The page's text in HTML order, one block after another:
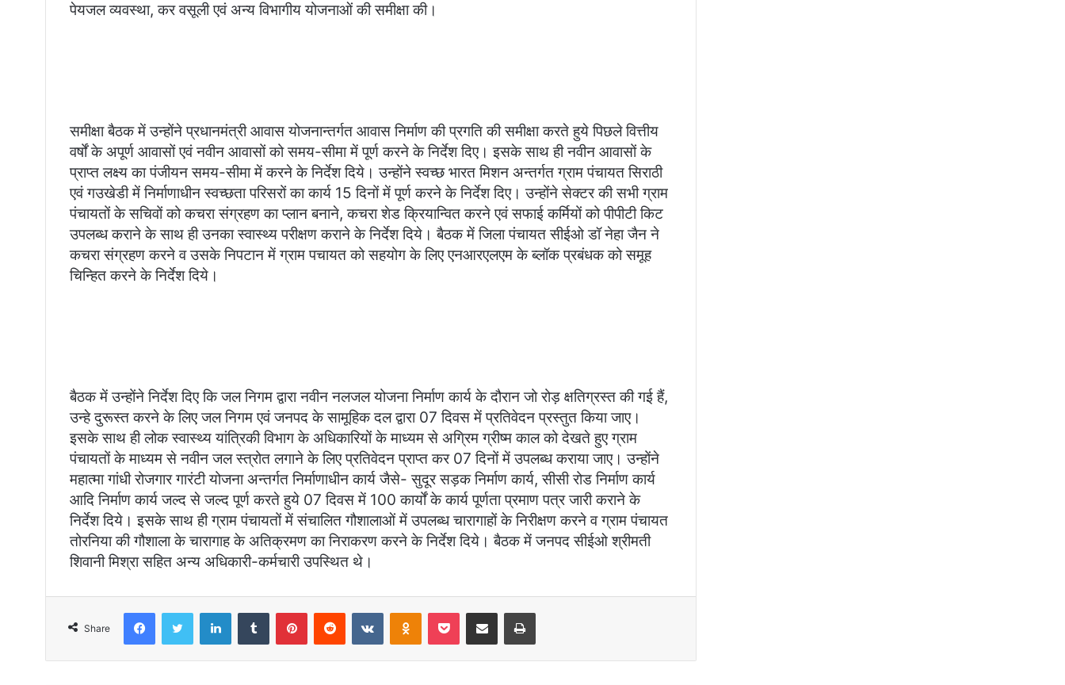
पेयजल व्यवस्था, कर वसूली एवं अन्य विभागीय योजनाओं की समीक्षा की।
समीक्षा बैठक में उन्होंने प्रधानमंत्री आवास योजनान्तर्गत आवास निर्माण की प्रगति की समीक्षा करते हुये पिछले वित्तीय
वर्षों के अपूर्ण आवासों एवं नवीन आवासों को समय-सीमा में पूर्ण करने के निर्देश दिए। इसके साथ ही नवीन आवासों के
प्राप्त लक्ष्य का पंजीयन समय-सीमा में करने के निर्देश दिये। उन्होंने स्वच्छ भारत मिशन अन्तर्गत ग्राम पंचायत सिराठी
एवं गउखेडी में निर्माणाधीन स्वच्छता परिसरों का कार्य 15 दिनों में पूर्ण करने के निर्देश दिए। उन्होंने सेक्टर की सभी ग्राम
पंचायतों के सचिवों को कचरा संग्रहण का प्लान बनाने, कचरा शेड क्रियान्वित करने एवं सफाई कर्मियों को पीपीटी किट
उपलब्ध कराने के साथ ही उनका स्वास्थ्य परीक्षण कराने के निर्देश दिये। बैठक में जिला पंचायत सीईओ डॉ नेहा जैन ने
कचरा संग्रहण करने व उसके निपटान में ग्राम पचायत को सहयोग के लिए एनआरएलएम के ब्लॉक प्रबंधक को समूह
चिन्हित करने के निर्देश दिये।
बैठक में उन्होंने निर्देश दिए कि जल निगम द्वारा नवीन नलजल योजना निर्माण कार्य के दौरान जो रोड़ क्षतिग्रस्त की गई हैं,
उन्हे दुरूस्त करने के लिए जल निगम एवं जनपद के सामूहिक दल द्वारा 07 दिवस में प्रतिवेदन प्रस्तुत किया जाए।
इसके साथ ही लोक स्वास्थ्य यांत्रिकी विभाग के अधिकारियों के माध्यम से अग्रिम ग्रीष्म काल को देखते हुए ग्राम
पंचायतों के माध्यम से नवीन जल स्त्रोत लगाने के लिए प्रतिवेदन प्राप्त कर 07 दिनों में उपलब्ध कराया जाए। उन्होंने
महात्मा गांधी रोजगार गारंटी योजना अन्तर्गत निर्माणाधीन कार्य जैसे- सुदूर सड़क निर्माण कार्य, सीसी रोड निर्माण कार्य
आदि निर्माण कार्य जल्द से जल्द पूर्ण करते हुये 07 दिवस में 100 कार्यों के कार्य पूर्णता प्रमाण पत्र जारी कराने के
निर्देश दिये। इसके साथ ही ग्राम पंचायतों में संचालित गौशालाओं में उपलब्ध चारागाहों के निरीक्षण करने व ग्राम पंचायत
तोरनिया की गौशाला के चारागाह के अतिक्रमण का निराकरण करने के निर्देश दिये। बैठक में जनपद सीईओ श्रीमती
शिवानी मिश्रा सहित अन्य अधिकारी-कर्मचारी उपस्थित थे।
Share